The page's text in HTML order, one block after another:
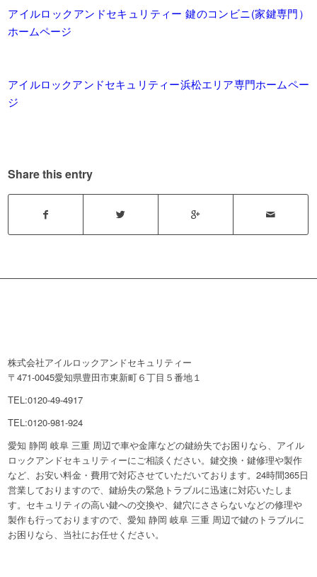
アイルロックアンドセキュリティー 鍵のコンビニ(家鍵専門）
ホームページ
アイルロックアンドセキュリティー浜松エリア専門ホームペー
ジ
Share this entry
株式会社アイルロックアンドセキュリティー
〒471-0045愛知県豊田市東新町６丁目５番地１
TEL:0120-49-4917
TEL:0120-981-924
愛知 静岡 岐阜 三重 周辺で車や金庫などの鍵紛失でお困りなら、アイル
ロックアンドセキュリティーにご相談ください。鍵交換・鍵修理や製作
など、お安い料金・費用で対応させていただいております。24時間365日
営業しておりますので、鍵紛失の緊急トラブルに迅速に対応いたしま
す。セキュリティの高い鍵への交換や、鍵穴にささらないなどの修理や
製作も行っておりますので、愛知 静岡 岐阜 三重 周辺で鍵のトラブルに
お困りなら、当社にお任せください。